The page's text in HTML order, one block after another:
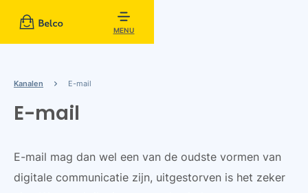
MENU
Kanalen E-mail
E-mail
E-mail mag dan wel een van de oudste vormen van
digitale communicatie zijn, uitgestorven is het zeker